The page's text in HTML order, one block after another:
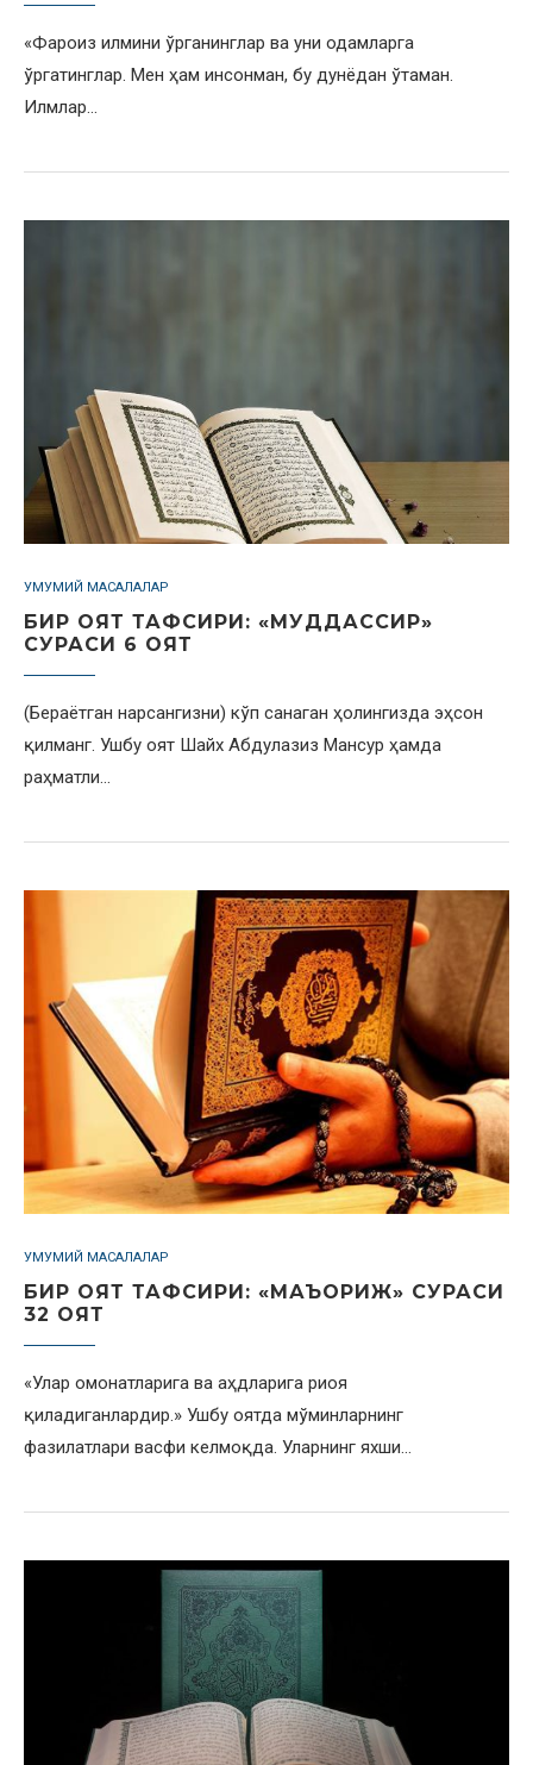
«Фароиз илмини ўрганинглар ва уни одамларга
ўргатинглар. Мeн ҳам инсонман, бу дунёдан ўтаман.
Илмлар…
УМУМИЙ МАСАЛАЛАР
БИР ОЯТ ТАФСИРИ: «МУДДАССИР»
СУРАСИ 6 ОЯТ
(Бераётган нарсангизни) кўп санаган ҳолингизда эҳсон
қилманг. Ушбу оят Шайх Абдулазиз Мансур ҳамда
раҳматли…
УМУМИЙ МАСАЛАЛАР
БИР ОЯТ ТАФСИРИ: «МАЪОРИЖ» СУРАСИ
32 ОЯТ
«Улар омонатларига ва аҳдларига риоя
қиладиганлардир.» Ушбу оятда мўминларнинг
фазилатлари васфи келмоқда. Уларнинг яхши…